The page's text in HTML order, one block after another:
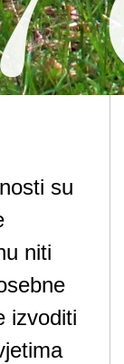
su
niti
izvoditi